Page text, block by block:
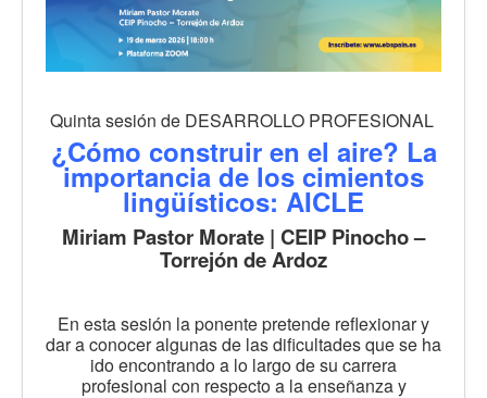
Quinta sesión de DESARROLLO PROFESIONAL
¿Cómo construir en el aire? La
importancia de los cimientos
lingüísticos: AICLE
Miriam Pastor Morate | CEIP Pinocho –
Torrejón de Ardoz
En esta sesión la ponente pretende reflexionar y
dar a conocer algunas de las dificultades que se ha
ido encontrando a lo largo de su carrera
profesional con respecto a la enseñanza y